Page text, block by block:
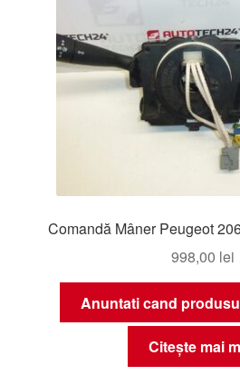
Comandă Mâner Peugeot
998,00 lei
Anuntati cand
Citește mai